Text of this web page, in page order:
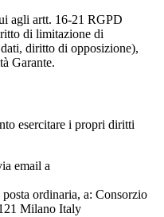
agli artt. 16-21 RGPD
di limitazione di
diritto di opposizione),
Garante.
esercitare i propri diritti
email a
ordinaria, a: Consorzio
Milano Italy